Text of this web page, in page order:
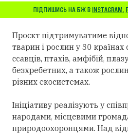
ПІДПИШИСЬ НА БЖ В INSTAGRAM,
Проєкт підтримуватиме
тварин і рослин у 30 країнах
ссавців, птахів, амфібій,
безхребетних, а також
різних екосистемах.
Ініціативу реалізують у
народами, місцевими
природоохоронцями. Над